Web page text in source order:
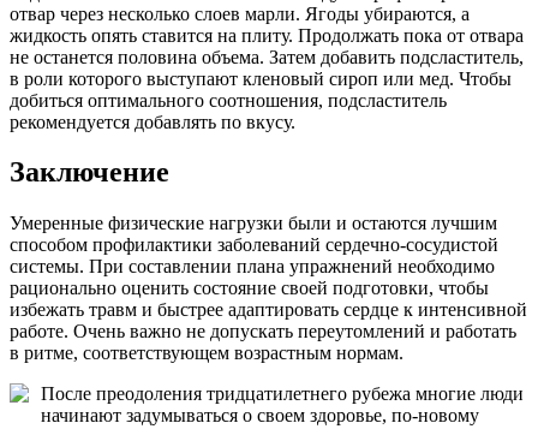
отвар через несколько слоев марли. Ягоды убираются, а
жидкость опять ставится на плиту. Продолжать пока от отвара
не останется половина объема. Затем добавить подсластитель,
в роли которого выступают кленовый сироп или мед. Чтобы
добиться оптимального соотношения, подсластитель
рекомендуется добавлять по вкусу.
Заключение
Умеренные физические нагрузки были и остаются лучшим
способом профилактики заболеваний сердечно-сосудистой
системы. При составлении плана упражнений необходимо
рационально оценить состояние своей подготовки, чтобы
избежать травм и быстрее адаптировать сердце к интенсивной
работе. Очень важно не допускать переутомлений и работать
в ритме, соответствующем возрастным нормам.
После преодоления тридцатилетнего рубежа многие люди
начинают задумываться о своем здоровье, по-новому